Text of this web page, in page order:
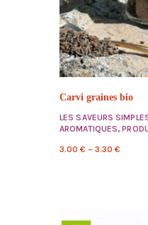
Carvi graines bio
LES SAVEURS
AROMATIQUES,
3.00 € – 3.30 €